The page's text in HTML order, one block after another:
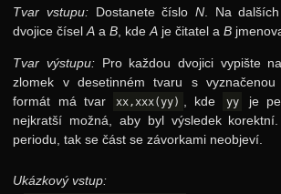
Tvar vstupu: Dostanete číslo N. Na dalších
dvojice číselA aB , kdeA je čitatel aB
Tvar výstupu: Pro každou dvojici vypište
zlomek v desetinném tvaru s vyznačenou
formát má tvar
xx,xxx(yy) , kde yy
je
nejkratší možná, aby byl výsledek
periodu, tak se část se závorkami neobjeví.
Ukázkový vstup: